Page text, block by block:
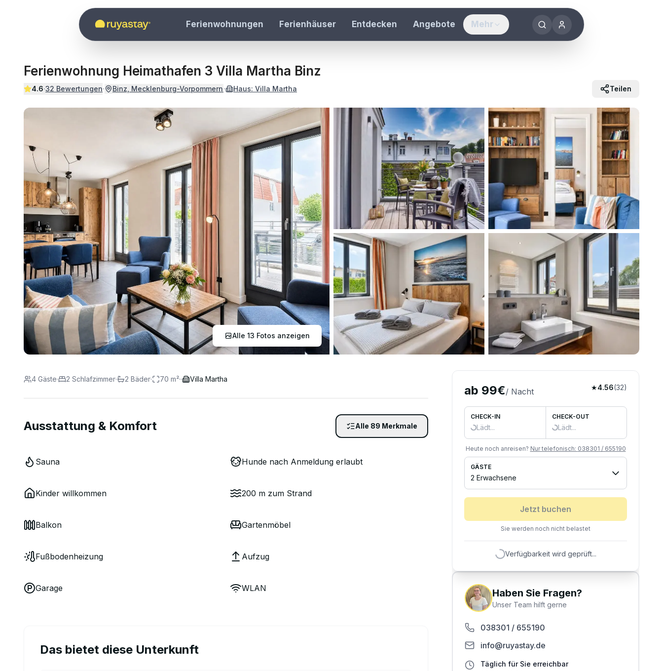
Zum Hauptinhalt springen
Ferienwohnungen
Ferienhäuser Entdecken Angebote Mehr
Gastgeber werden
Ferienwohnung vermieten
Über uns
Unser Team kennenlernen
Jobs
Karriere bei ruyastay®
Kontakt
Wir helfen gerne
Ferienwohnung Heimathafen 3 Villa Martha Binz
4.6·32 Bewertungen· Binz, Mecklenburg-Vorpommern· Haus: Villa Martha Teilen
Alle 13 Fotos anzeigen
4 Gäste· 2 Schlafzimmer· 2 Bäder· 70 m²·· Villa Martha
Ausstattung & Komfort Alle 89 Merkmale
Sauna Hunde nach Anmeldung erlaubt
Kinder willkommen 200 m zum Strand
Balkon Gartenmöbel
Fußbodenheizung Aufzug
Garage WLAN
Das bietet diese Unterkunft
ab 99€/ Nacht ★4.56(32)
CHECK-IN
Lädt...
CHECK-OUT
Lädt...
Heute noch anreisen? Nur telefonisch: 038301 / 655190
GÄSTE
2 Erwachsene
Jetzt buchen
Sie werden noch nicht belastet
Verfügbarkeit wird geprüft...
Haben Sie Fragen?
Unser Team hilft gerne
038301 / 655190
info@ruyastay.de
Täglich für Sie erreichbar